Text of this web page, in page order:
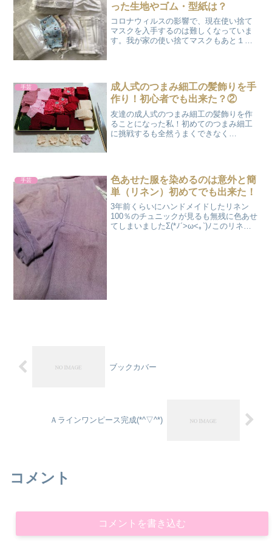
った生地やゴム・型紙は？
コロナウィルスの影響で、現在使い捨て
マスクを入手するのは難しくなっていま
す。我が家の使い捨てマスクもあと１箱
ていたので早速作...
手芸
成人式のつまみ細工の髪飾りを手
作り！初心者でも出来た？②
友達の成人式のつまみ細工の髪飾りを作
ることになった私！初めてのつまみ細工
に挑戦するも全然うまくできなく
手芸
色あせた服を染めるのは意外と簡
単（リネン）初めてでも出来た！
3年前くらいにハンドメイドしたリネン
100％のチュニックが見るも無残に色あせ
てしまいましたΣ(*ﾉ´>ω<｡`)ﾉこのリネ
ブックカバー
Ａラインワンピース完成(*^▽^*)
コメント
コメントを書き込む